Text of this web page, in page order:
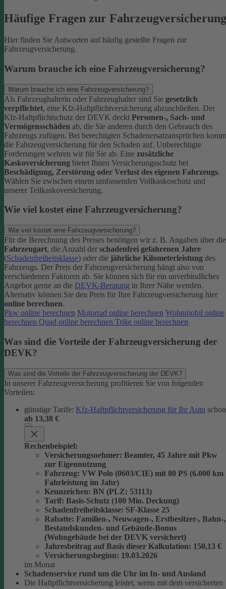
Häufige Fragen zur Fahrzeugversicherung
Hier finden Sie Antworten auf häufig gestellte Fragen zur
Fahrzeugversicherung.
Warum brauche ich eine Fahrzeugversicherung?
Warum brauche ich eine Fahrzeugversicherung?
Als Fahrzeughalterin oder Fahrzeughalter sind Sie gesetzlich
verpflichtet, eine Kfz-Haftpflichtversicherung abzuschließen. Der
Kfz-Haftpflichtschutz der DEVK deckt Personen-, Sach- und
Vermögensschäden ab, die Sie anderen durch den Gebrauch des
Fahrzeugs zufügen. Bei berechtigten Schadenersatzansprüchen
die Fahrzeugversicherung für den Schaden auf. Unberechtigte
Forderungen wehren wir für Sie ab. Eine zusätzliche
Kaskoversicherung bietet Ihnen Versicherungsschutz bei
Beschädigung, Zerstörung oder Verlust des eigenen Fahrzeugs.
Wählen Sie zwischen einem umfassenden Vollkaskoschutz und
unserer Teilkaskoversicherung.
Wie viel kostet eine Fahrzeugversicherung?
Wie viel kostet eine Fahrzeugversicherung?
Für die Berechnung des Preises benötigen wir z. B. Angaben über die
Fahrzeugart, die Anzahl der schadenfrei gefahrenen Jahre
(Schadenfreiheitsklasse) oder die jährliche Kilometerleistung des
Fahrzeugs. Der Preis der Fahrzeugversicherung hängt also von
verschiedenen Faktoren ab. Sie können sich für ein unverbindliches
Angebot gerne an die DEVK-Beratung in Ihrer Nähe wenden.
Alternativ können Sie den Preis für Ihre Fahrzeugversicherung hier
online berechnen.
Pkw online berechnen Motorrad online berechnen Wohnmobil online
berechnen Quad online berechnen Trike online berechnen
Was sind die Vorteile der Fahrzeugversicherung der
DEVK?
Was sind die Vorteile der Fahrzeugversicherung der DEVK?
In unserer Fahrzeugversicherung profitieren Sie von folgenden
Vorteilen:
günstige Tarife: Kfz-Haftpflichtversicherung für Ihr Auto schon
ab 13,38 €
Rechenbeispiel:
Versicherungsnehmer: Beamter, 45 Jahre mit Pkw
zur Eigennutzung
Fahrzeug: VW Polo (0603/CIE) mit 80 PS (6.000 km
Fahrleistung im Jahr)
Kennzeichen: BN (PLZ: 53113)
Tarif: Basis-Schutz (100 Mio. Deckung)
Schadenfreiheitsklasse: SF-Klasse 25
Rabatte: Familien-, Neuwagen-, Erstbesitzer-, Bahn-,
Bestandskunden- und Gebäude-Bonus
(Wohngebäude bei der DEVK versichert)
Jahresbeitrag auf Basis dieser Kalkulation: 150,13 €
Versicherungsbeginn: 19.03.2026
im Monat
Schadenservice rund um die Uhr im In- und Ausland
Die Haftpflichtversicherung leistet, wenn mit dem versicherten